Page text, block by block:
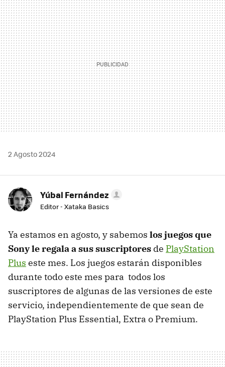
MAIL
2 Agosto 2024
Yúbal Fernández
Editor - Xataka Basics
Ya estamos en agosto, y sabemos los juegos que
Sony le regala a sus suscriptores de PlayStation
Plus este mes. Los juegos estarán disponibles
durante todo este mes para todos los
suscriptores de algunas de las versiones de este
servicio, independientemente de que sean de
PlayStation Plus Essential, Extra o Premium.